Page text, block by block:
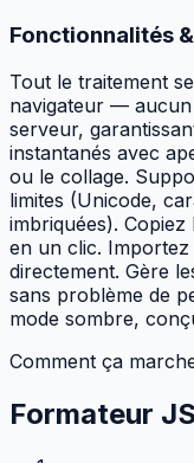
Fonctionnalités
Tout le traitement
navigateur —
serveur,
instantanés avec
ou le collage.
limites (Unicode,
imbriquées).
en un clic.
directement. Gère
sans problème de
mode sombre,
Comment ça
Formateur